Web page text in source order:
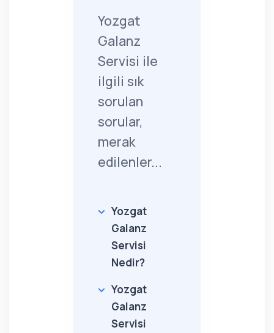
Yozgat
Galanz
Servisi ile
ilgili sık
sorulan
sorular,
merak
edilenler...
Yozgat
Galanz
Servisi
Nedir?
Yozgat
Galanz
Servisi